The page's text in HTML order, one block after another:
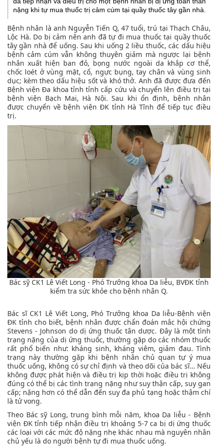
nặng khi tự mua thuốc trị cảm cúm tại quầy thuốc tây gần nhà.
Bệnh nhân là anh Nguyễn Tiến Q, 47 tuổi, trú tại Thạch Châu,
Lộc Hà. Do bị cảm nên anh đã tự đi mua thuốc tại quầy thuốc
tây gần nhà để uống. Sau khi uống 2 liều thuốc, các dấu hiệu
bệnh cảm cúm vẫn không thuyên giảm mà ngược lại bệnh
nhân xuất hiện ban đỏ, bọng nước ngoài da khắp cơ thể,
chốc loét ở vùng mặt, cổ, ngực bụng, tay chân và vùng sinh
dục; kèm theo dấu hiệu sốt và khó thở. Anh đã được đưa đến
Bệnh viện Đa khoa tỉnh tỉnh cấp cứu và chuyển lên điều trị tại
bệnh viện Bạch Mai, Hà Nội. Sau khi ổn định, bệnh nhân
được chuyển về bệnh viện ĐK tỉnh Hà Tĩnh để tiếp tục điều
trị.
Bác sỹ CK1 Lê Viết Long - Phó Trưởng khoa Da liễu, BVĐK tỉnh
kiểm tra sức khỏe cho bệnh nhân Q.
Bác sĩ CK1 Lê Viết Long, Phó Trưởng khoa Da liễu-Bệnh viện
ĐK tỉnh cho biết, bệnh nhân được chẩn đoán mắc hội chứng
Stevens - Johnson do dị ứng thuốc tân dược. Đây là một tình
trạng nặng của dị ứng thuốc, thường gặp do các nhóm thuốc
rất phổ biến như: kháng sinh, kháng viêm, giảm đau. Tình
trạng này thường gặp khi bệnh nhân chủ quan tự ý mua
thuốc uống, không có sự chỉ định và theo dõi của bác sĩ… Nếu
không được phát hiện và điều trị kịp thời hoặc điều trị không
đúng có thể bị các tình trạng nặng như suy thận cấp, suy gan
cấp; nặng hơn có thể dẫn đến suy đa phủ tạng hoặc thậm chí
là tử vong.
Theo Bác sỹ Long, trung bình mỗi năm, khoa Da liễu - Bệnh
viện ĐK tỉnh tiếp nhận điều trị khoảng 5-7 ca bị dị ứng thuốc
các loại với các mức độ nặng nhẹ khác nhau mà nguyên nhân
chủ yếu là do người bệnh tự đi mua thuốc uống.